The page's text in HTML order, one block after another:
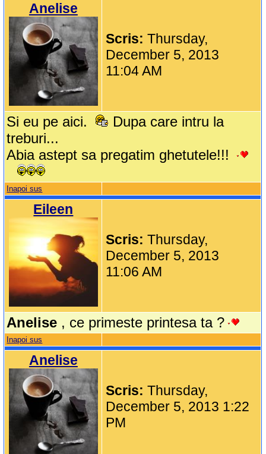
Anelise
Scris:Thursday,
December 5, 2013
11:04 AM
Si eu pe aici.
Dupa care intru la
treburi...
Abia astept sa pregatim ghetutele!!!
Inapoi sus
Eileen
Scris:Thursday,
December 5, 2013
11:06 AM
Anelise , ce primeste printesa ta ?
Inapoi sus
Anelise
Scris:Thursday,
December 5, 2013 1:22
PM